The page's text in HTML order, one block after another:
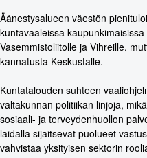
Äänestysalueen väestön
kuntavaaleissa
Vasemmistoliitolle ja Vihreille,
kannatusta Keskustalle.
Kuntatalouden suhteen
valtakunnan politiikan linjoja,
sosiaali- ja terveydenhuollon
laidalla sijaitsevat puolueet
vahvistaa yksityisen sektorin